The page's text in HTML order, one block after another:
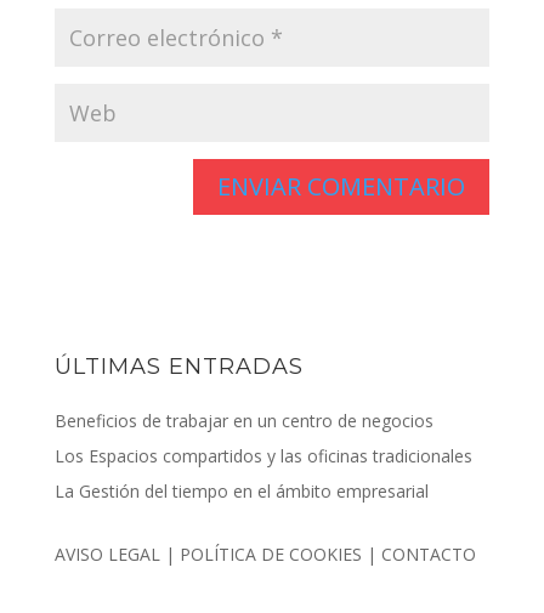
ÚLTIMAS ENTRADAS
Beneficios de trabajar en un centro de negocios
Los Espacios compartidos y las oficinas tradicionales
La Gestión del tiempo en el ámbito empresarial
AVISO LEGAL | POLÍTICA DE COOKIES | CONTACTO